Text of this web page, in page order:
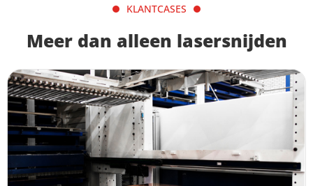
KLANTCASES
Meer dan alleen lasersnijden